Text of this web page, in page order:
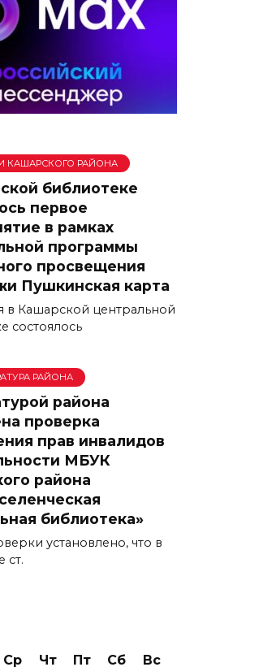
КАШАРСКОГО РАЙОНА
библиотеке
первое
в рамках
программы
просвещения
Пушкинская карта
в Кашарской центральной
состоялось
РАЙОНА
района
проверка
прав инвалидов
МБУК
района
библиотека»
установлено, что в
ст.
Ср Чт Пт Сб
Вс